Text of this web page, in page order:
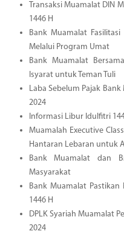
Transaksi Muamalat DIN
1446 H
Bank Muamalat
Melalui Program Umat
Bank Muamalat
Isyarat untuk Teman Tuli
Laba Sebelum Pajak
2024
Informasi Libur Idulfitri
Muamalah Executive
Hantaran Lebaran untuk
Bank Muamalat dan
Masyarakat
Bank Muamalat
1446 H
DPLK Syariah Muamalat
2024